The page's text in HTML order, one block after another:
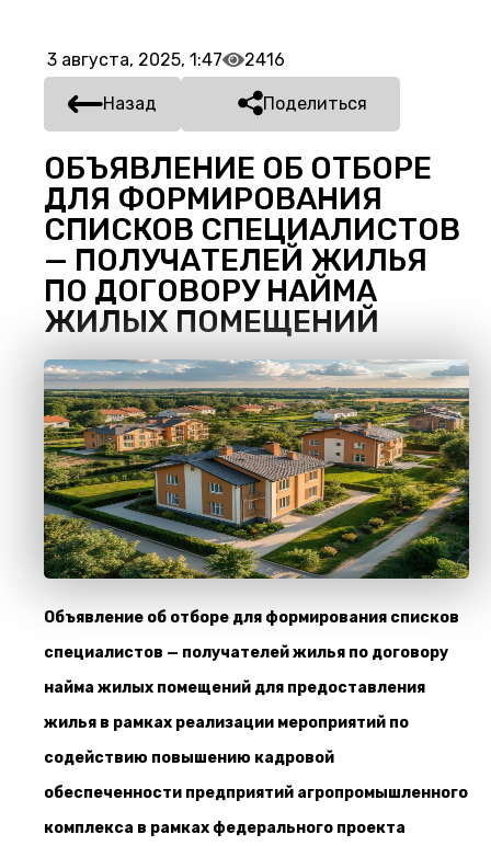
3 августа, 2025, 1:47 2416
Назад Поделиться
ОБЪЯВЛЕНИЕ ОБ ОТБОРЕ
ДЛЯ ФОРМИРОВАНИЯ
СПИСКОВ СПЕЦИАЛИСТОВ
— ПОЛУЧАТЕЛЕЙ ЖИЛЬЯ
ПО ДОГОВОРУ НАЙМА
ЖИЛЫХ ПОМЕЩЕНИЙ
Объявление об отборе для формирования списков
специалистов — получателей жилья по договору
найма жилых помещений для предоставления
жилья в рамках реализации мероприятий по
содействию повышению кадровой
обеспеченности предприятий агропромышленного
комплекса в рамках федерального проекта